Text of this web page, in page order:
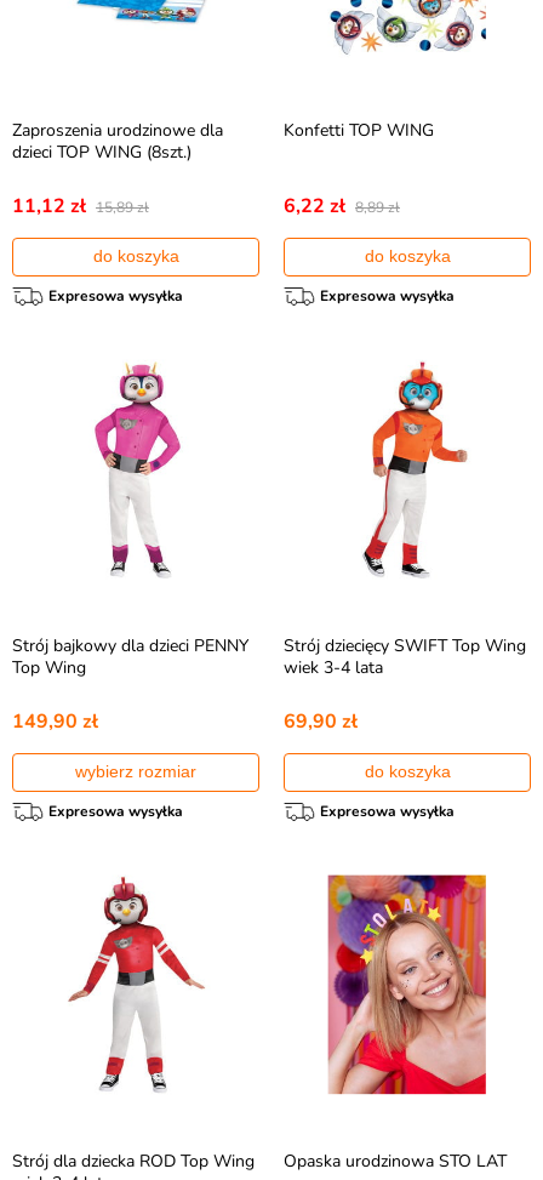
Zaproszenia urodzinowe dla
dzieci TOP WING (8szt.)
11,12 zł 15,89 zł
do koszyka
Expresowa wysyłka
Konfetti TOP WING
6,22 zł 8,89 zł
do koszyka
Expresowa wysyłka
Strój bajkowy dla dzieci PENNY
Top Wing
149,90 zł
wybierz rozmiar
Expresowa wysyłka
Strój dziecięcy SWIFT Top Wing
wiek 3-4 lata
69,90 zł
do koszyka
Expresowa wysyłka
Strój dla dziecka ROD Top Wing
Opaska urodzinowa STO LAT